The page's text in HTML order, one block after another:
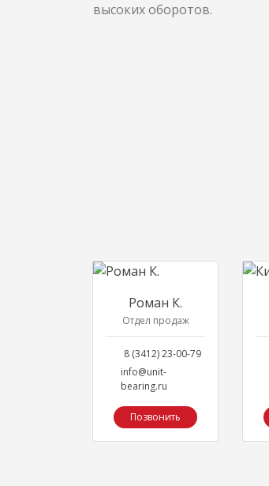
высоких оборотов.
Роман К.
Отдел продаж
8 (3412) 23-00-79
info@unit-
bearing.ru
Позвонить